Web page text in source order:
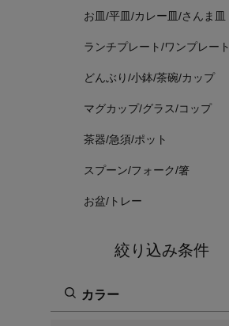
お皿/平皿/カレー皿/さんま皿
ランチプレート/ワンプレート
どんぶり/小鉢/茶碗/カップ
マグカップ/グラス/コップ
茶器/急須/ポット
スプーン/フォーク/箸
お盆/トレー
絞り込み条件
カラー